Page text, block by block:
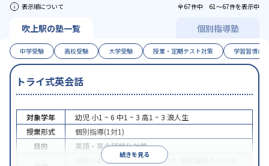
表示順について 全67件中 61〜67件を表示中
吹上駅の塾一覧 個別指導塾
中学受験 高校受験 大学受験 授業・定期テスト対策 学習習慣の
トライ式英会話
続きを見る
対象学年 幼児 小1 ~ 6 中1 ~ 3 高1 ~ 3 浪人生
授業形式
個別指導(1対1)
目的
英語・英会話特化対策
授業の振替可能オンライン対応